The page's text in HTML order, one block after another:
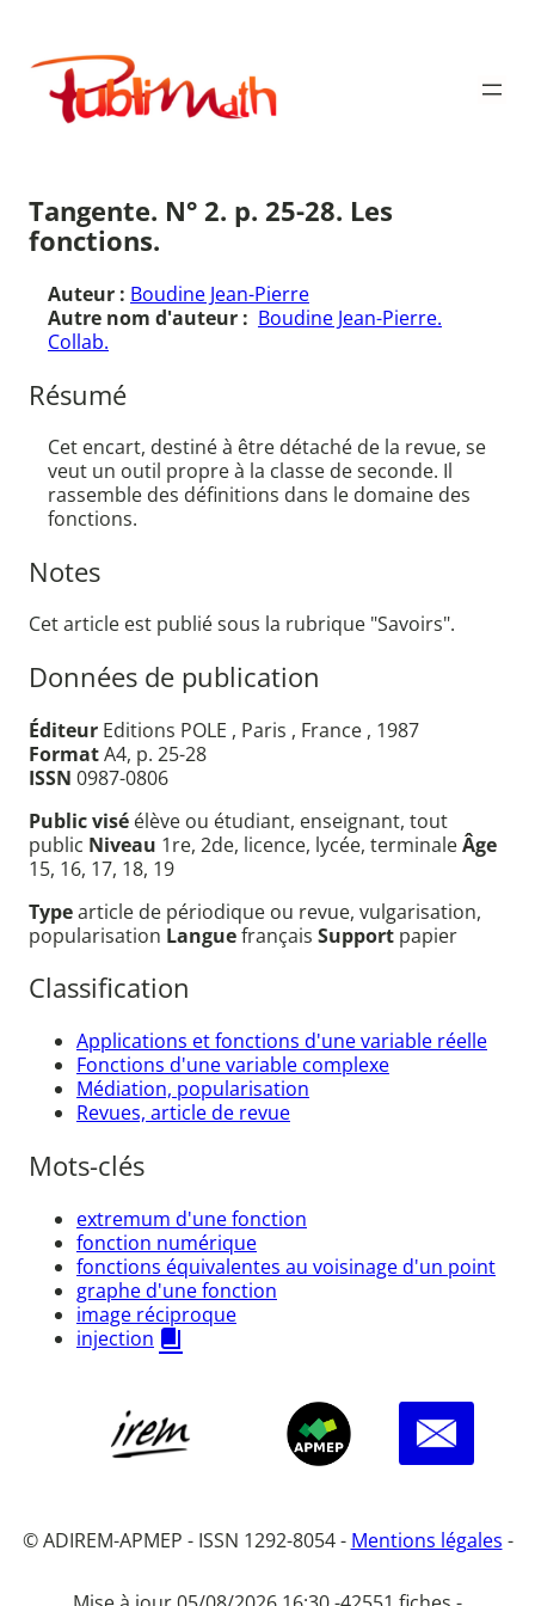
contenu
Publimath
Tangente. N° 2. p. 25-28. Les
fonctions.
Auteur : Boudine Jean-Pierre
Autre nom d'auteur : Boudine Jean-Pierre.
Collab.
Résumé
Cet encart, destiné à être détaché de la revue, se
veut un outil propre à la classe de seconde. Il
rassemble des définitions dans le domaine des
fonctions.
Notes
Cet article est publié sous la rubrique "Savoirs".
Données de publication
Éditeur Editions POLE , Paris , France , 1987
FormatA4, p. 25-28
ISSN 0987-0806
Public visé élève ou étudiant, enseignant, tout
public Niveau 1re, 2de, licence, lycée, terminaleÂge
15, 16, 17, 18, 19
Typearticle de périodique ou revue, vulgarisation,
popularisation Languefrançais Support papier
Classification
Applications et fonctions d'une variable réelle
Fonctions d'une variable complexe
Médiation, popularisation
Revues, article de revue
Mots-clés
extremum d'une fonction
fonction numérique
fonctions équivalentes au voisinage d'un point
graphe d'une fonction
image réciproque
injection
© ADIREM-APMEP - ISSN 1292-8054 - Mentions légales -